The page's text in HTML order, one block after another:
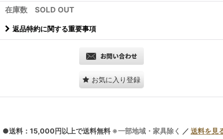
在庫数 SOLD OUT
返品特約に関する重要事項
お気に入り登録
●送料：15,000円以上で送料無料 ※一部地域・家具除く ／ 送料を見